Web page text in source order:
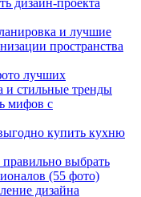
дизайн-проекта
и лучшие
пространства
лучших
и стильные тренды
мифов с
купить кухню
выбрать
(55 фото)
дизайна